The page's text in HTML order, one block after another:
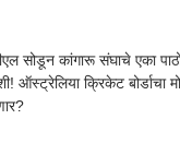
सोडून कांगारू संघाचे एका
ऑस्ट्रेलिया क्रिकेट बोर्डाचा